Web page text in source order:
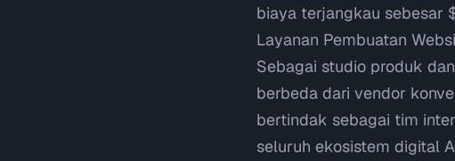
biaya terjangkau sebesar
Layanan Pembuatan
Sebagai studio produk
berbeda dari vendor
bertindak sebagai tim
seluruh ekosistem digital